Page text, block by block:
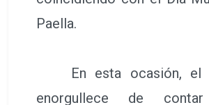
Paella.
En esta ocasión, el
enorgullece de